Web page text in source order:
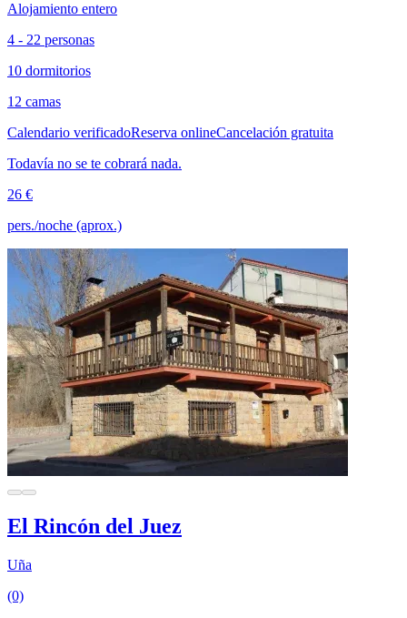
Alojamiento entero
4 - 22 personas
10 dormitorios
12 camas
Calendario verificadoReserva onlineCancelación gratuita
Todavía no se te cobrará nada.
26 €
pers./noche (aprox.)
El Rincón del Juez
Uña
(0)